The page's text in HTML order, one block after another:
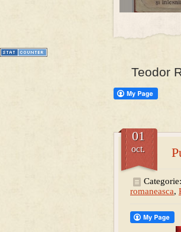
Teodor
01
oct.
Categorie:
romaneasca,